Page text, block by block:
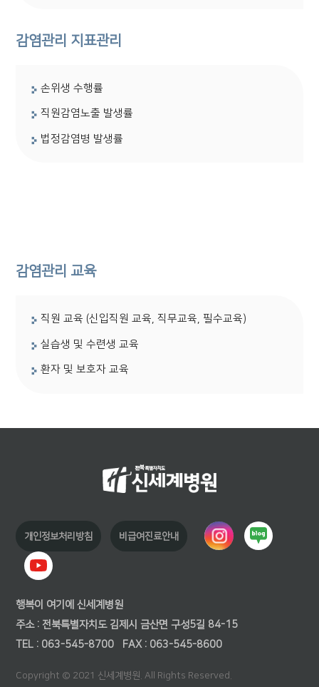
감염관리 지표관리
손위생 수행률
직원감염노출 발생률
법정감염병 발생률
감염관리 교육
직원 교육 (신입직원 교육, 직무교육, 필수교육)
실습생 및 수련생 교육
환자 및 보호자 교육
개인정보처리방침 비급여진료안내
행복이 여기에 신세계병원
주소 : 전북특별자치도 김제시 금산면 구성5길 84-15
TEL : 063-545-8700
FAX : 063-545-8600
Copyright © 2021 신세계병원. All Rights Reserved.